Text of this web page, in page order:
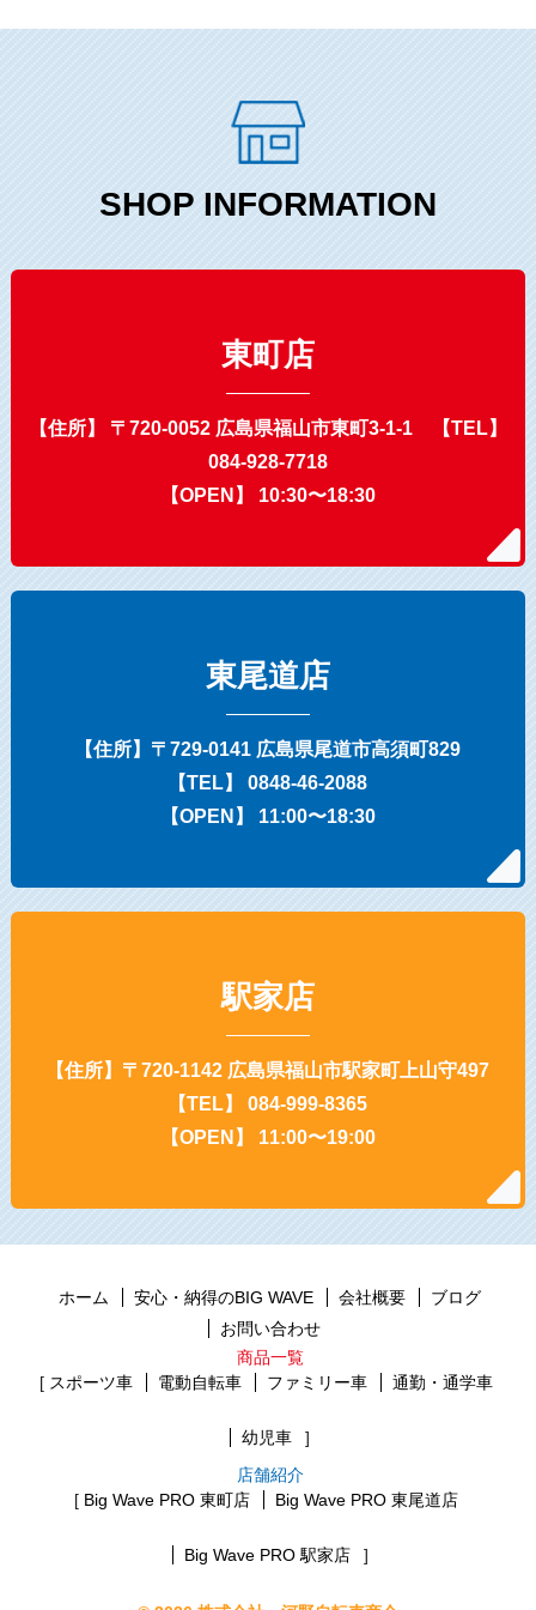
SHOP INFORMATION
東町店
【住所】 〒720-0052 広島県福山市東町3-1-1 【TEL】
084-928-7718
【OPEN】 10:30〜18:30
東尾道店
【住所】〒729-0141 広島県尾道市高須町829
【TEL】 0848-46-2088
【OPEN】 11:00〜18:30
駅家店
【住所】〒720-1142 広島県福山市駅家町上山守497
【TEL】 084-999-8365
【OPEN】 11:00〜19:00
ホーム 安心・納得のBIG WAVE 会社概要
ブログ
お問い合わせ
商品一覧
スポーツ車
電動自転車 ファミリー車 通勤・通学車
幼児車
店舗紹介
Big Wave PRO 東町店
Big Wave PRO 東尾道店
Big Wave PRO 駅家店